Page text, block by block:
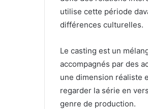
utilise cette période
différences culturelles.
Le casting est un
accompagnés par des
une dimension réaliste
regarder la série en
genre de production.